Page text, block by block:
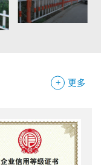
+ 更多